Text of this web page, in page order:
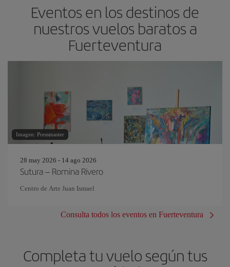
Eventos en los destinos de
nuestros vuelos baratos a
Fuerteventura
Imagen: Pressmaster
28 may 2026 - 14 ago 2026
Sutura – Romina Rivero
Centro de Arte Juan Ismael
Consulta todos los eventos en Fuerteventura
Completa tu vuelo según tus